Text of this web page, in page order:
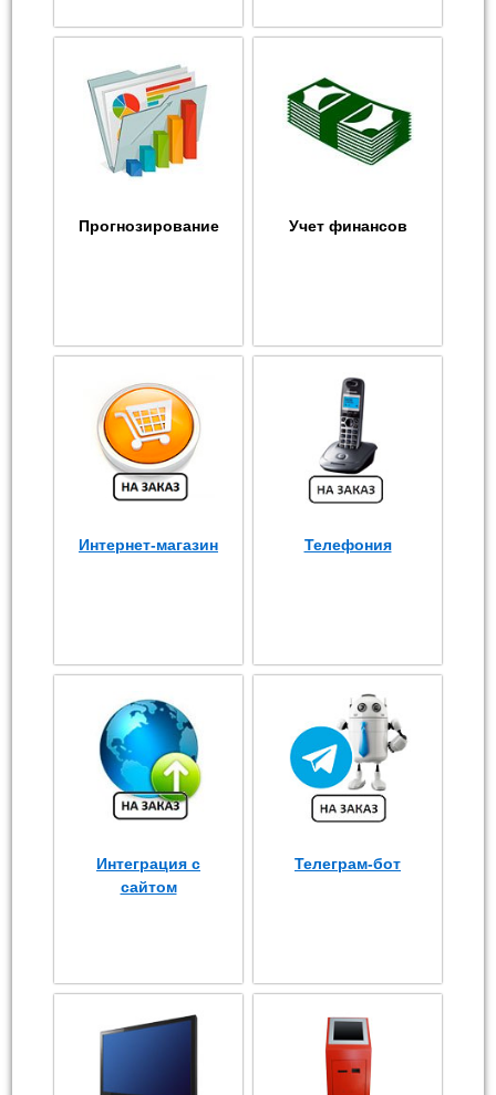
Прогнозирование Учет финансов
Интернет-магазин Телефония
Интеграция с
сайтом
Телеграм-бот